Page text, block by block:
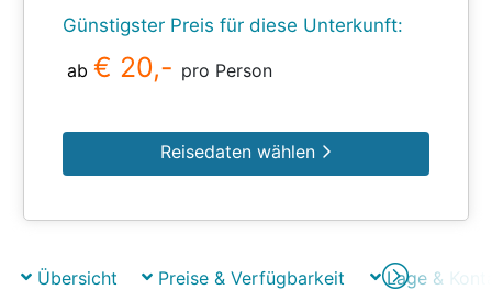
Günstigster Preis für diese Unterkunft:
ab € 20,- pro Person
Reisedaten wählen
Übersicht Preise & Verfügbarkeit Lage &